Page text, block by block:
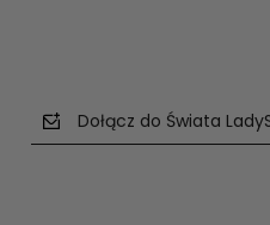
Dołącz do Świata